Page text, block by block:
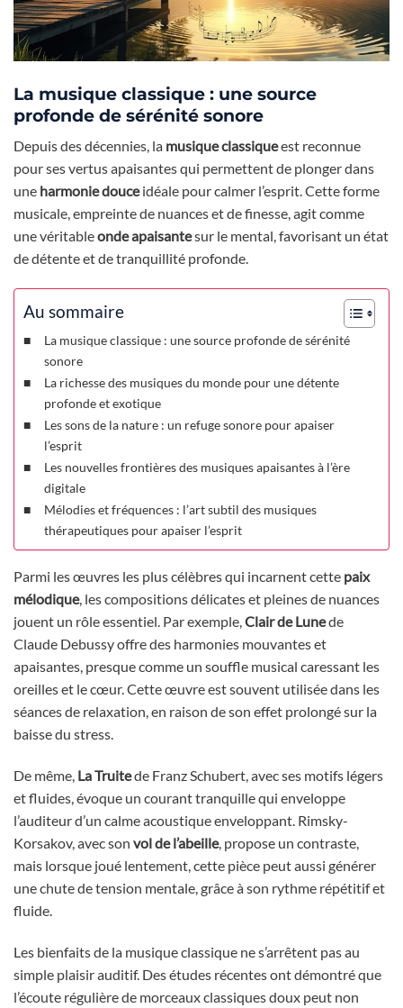
La musique classique : une source
profonde de sérénité sonore
Depuis des décennies, la musique classiqueest reconnue
pour ses vertus apaisantes qui permettent de plonger dans
une harmonie douceidéale pour calmer l’esprit. Cette forme
musicale, empreinte de nuances et de finesse, agit comme
une véritableonde apaisantesur le mental, favorisant un état
de détente et de tranquillité profonde.
Au sommaire
La musique classique : une source profonde de sérénité
sonore
La richesse des musiques du monde pour une détente
profonde et exotique
Les sons de la nature : un refuge sonore pour apaiser
l’esprit
Les nouvelles frontières des musiques apaisantes à l’ère
digitale
Mélodies et fréquences : l’art subtil des musiques
thérapeutiques pour apaiser l’esprit
Parmi les œuvres les plus célèbres qui incarnent cette paix
mélodique, les compositions délicates et pleines de nuances
jouent un rôle essentiel. Par exemple,Clair de Lunede
Claude Debussy offre des harmonies mouvantes et
apaisantes, presque comme un souffle musical caressant les
oreilles et le cœur. Cette œuvre est souvent utilisée dans les
séances de relaxation, en raison de son effet prolongé sur la
baisse du stress.
De même, La Truitede Franz Schubert, avec ses motifs légers
et fluides, évoque un courant tranquille qui enveloppe
l’auditeur d’un calme acoustique enveloppant. Rimsky-
Korsakov, avec son vol de l’abeille, propose un contraste,
mais lorsque joué lentement, cette pièce peut aussi générer
une chute de tension mentale, grâce à son rythme répétitif et
fluide.
Les bienfaits de la musique classique ne s’arrêtent pas au
simple plaisir auditif. Des études récentes ont démontré que
l’écoute régulière de morceaux classiques doux peut non